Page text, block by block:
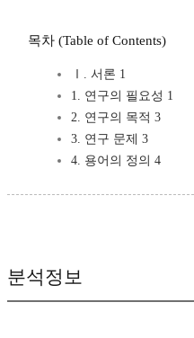
목차 (Table of Contents)
Ⅰ. 서론 1
1. 연구의 필요성 1
2. 연구의 목적 3
3. 연구 문제 3
4. 용어의 정의 4
분석정보